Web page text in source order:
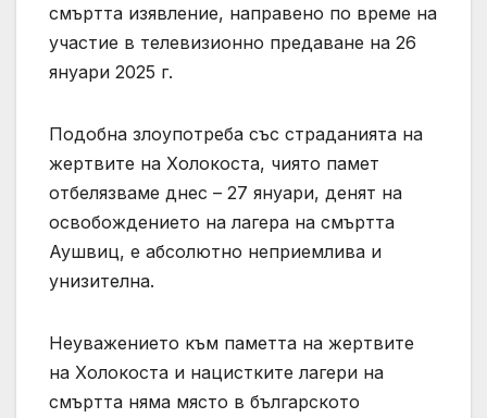
смъртта изявление, направено по време на
участие в телевизионно предаване на 26
януари 2025 г.
Подобна злоупотреба със страданията на
жертвите на Холокоста, чиято памет
отбелязваме днес – 27 януари, денят на
освобождението на лагера на смъртта
Аушвиц, е абсолютно неприемлива и
унизителна.
Неуважението към паметта на жертвите
на Холокоста и нацистките лагери на
смъртта няма място в българското